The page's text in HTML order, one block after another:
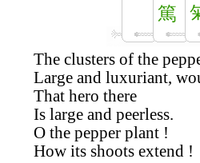
篤
The clusters of the
Large and luxuriant,
That hero there
Is large and peerless.
O the pepper plant !
How its shoots extend !